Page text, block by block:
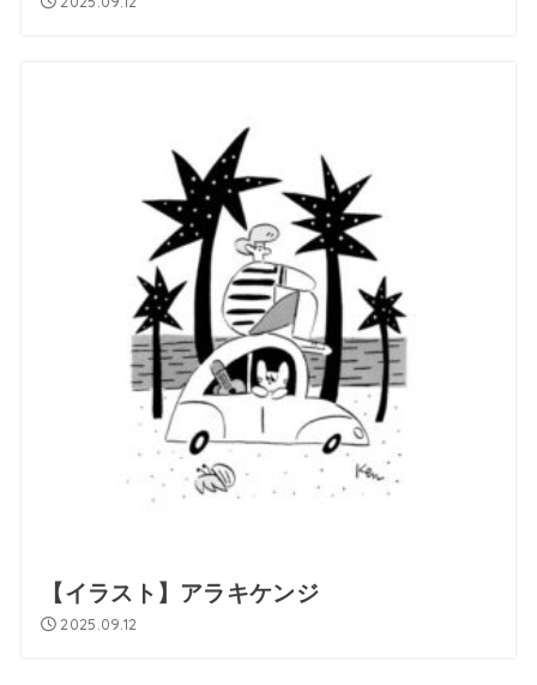
【イラスト】アラキケンジ
2025.09.12